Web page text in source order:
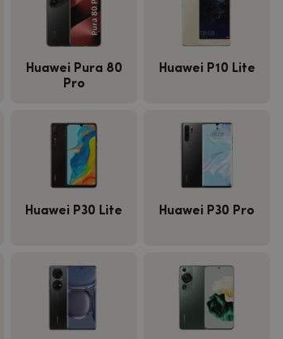
Huawei Pura 80
Pro
Huawei P10 Lite
Huawei P30 Lite Huawei P30 Pro